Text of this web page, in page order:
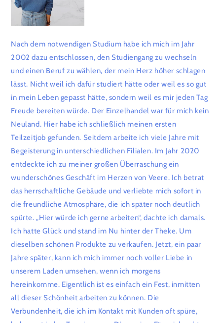
Nach dem notwendigen Studium habe ich mich im Jahr
2002 dazu entschlossen, den Studiengang zu wechseln
und einen Beruf zu wählen, der mein Herz höher schlagen
lässt. Nicht weil ich dafür studiert hätte oder weil es so gut
in mein Leben gepasst hätte, sondern weil es mir jeden Tag
Freude bereiten würde. Der Einzelhandel war für mich kein
Neuland. Hier habe ich schließlich meinen ersten
Teilzeitjob gefunden. Seitdem arbeite ich viele Jahre mit
Begeisterung in unterschiedlichen Filialen. Im Jahr 2020
entdeckte ich zu meiner großen Überraschung ein
wunderschönes Geschäft im Herzen von Veere. Ich betrat
das herrschaftliche Gebäude und verliebte mich sofort in
die freundliche Atmosphäre, die ich später noch deutlich
spürte. „Hier würde ich gerne arbeiten“, dachte ich damals.
Ich hatte Glück und stand im Nu hinter der Theke. Um
dieselben schönen Produkte zu verkaufen. Jetzt, ein paar
Jahre später, kann ich mich immer noch voller Liebe in
unserem Laden umsehen, wenn ich morgens
hereinkomme. Eigentlich ist es einfach ein Fest, inmitten
all dieser Schönheit arbeiten zu können. Die
Verbundenheit, die ich im Kontakt mit Kunden oft spüre,